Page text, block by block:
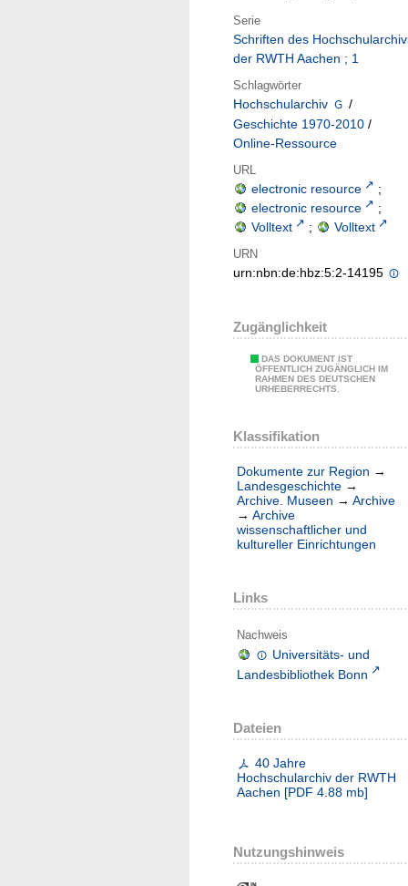
Serie
Schriften des
der RWTH Aachen ; 1
Schlagwörter
Hochschularchiv
/
Geschichte 1970-2010 /
Online-Ressource
URL
electronic resource
;
electronic resource
;
Volltext
; Volltext
URN
urn:nbn:de:hbz:5:2-14195
Zugänglichkeit
DAS DOKUMENT IST
ÖFFENTLICH ZUGÄNGLICH IM
RAHMEN DES DEUTSCHEN
URHEBERRECHTS.
Klassifikation
Dokumente zur Region →
Landesgeschichte →
Archive. Museen → Archive
→ Archive
wissenschaftlicher und
kultureller Einrichtungen
Links
Nachweis
Universitäts- und
Landesbibliothek Bonn
Dateien
40 Jahre
Hochschularchiv der RWTH
Aachen [PDF 4.88 mb]
Nutzungshinweis